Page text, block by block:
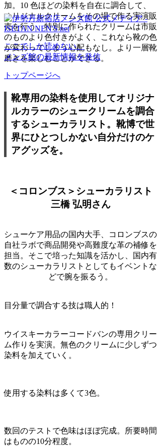
加。10 色ほどの染料を自在に調合して、
オリジナルクリームをその場で作る実演販
売を行う。特別に作られたクリームは市販
のものより色付きがよく、これなら靴の色
が変わってしまう心配もなし。より一層靴
磨きを楽しむことができる。
靴専用の染料を使用してオリジナ
ルカラーのシュークリームを調合
するシューカラリスト。靴博で世
界にひとつしかない自分だけのケ
アグッズを。
＜コロンブス＞シューカラリスト
三橋 弘明さん
シューケア用品の国内大手、コロンブスの
自社ラボで商品開発や高難度な革の補修を
担当。そこで培った知識を活かし、国内有
数のシューカラリストとしてもイベントな
どで腕を振るう。
目分量で調合する技は職人的！
ウイスキーカラーコードバンの専用クリー
ム作りを実演。無色のクリームに少しずつ
染料を加えていく。
使用する染料は多くて3色。
数回のテストで色味はほぼ完成。所要時間
はものの10分程度。
ここでしか読めない、
メンズ館の最新情報を発信
トップページへ